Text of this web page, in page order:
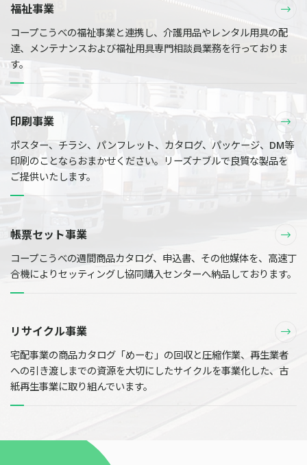
福祉事業
コープこうべの福祉事業と連携し、介護用品やレンタル用具の配
達、メンテナンスおよび福祉用具専門相談員業務を行っておりま
す。
印刷事業
ポスター、チラシ、パンフレット、カタログ、パッケージ、DM等
印刷のことならおまかせください。リーズナブルで良質な製品を
ご提供いたします。
帳票セット事業
コープこうべの週間商品カタログ、申込書、その他媒体を、高速丁
合機によりセッティングし協同購入センターへ納品しております。
リサイクル事業
宅配事業の商品カタログ「めーむ」の回収と圧縮作業、再生業者
への引き渡しまでの資源を大切にしたサイクルを事業化した、古
紙再生事業に取り組んでいます。